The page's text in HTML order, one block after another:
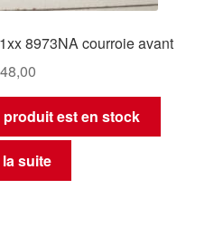
8973NA courroie avant
est en stock
suite